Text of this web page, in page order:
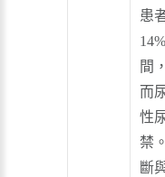
患
間
而
性
禁
斷